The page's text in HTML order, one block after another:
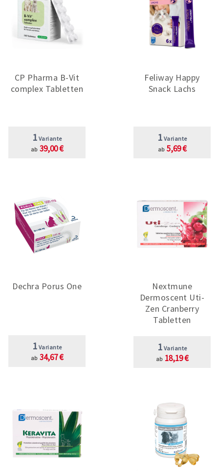
CP Pharma B-Vit
complex Tabletten
1 Variante
ab 39,00 €
Feliway Happy
Snack Lachs
1 Variante
ab 5,69 €
Dechra Porus One
1 Variante
ab 34,67 €
Nextmune
Dermoscent Uti-
Zen Cranberry
Tabletten
1 Variante
ab 18,19 €